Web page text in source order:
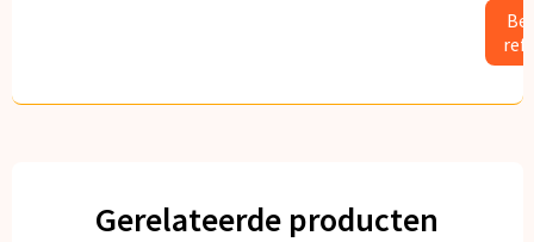
Gerelateerde producten